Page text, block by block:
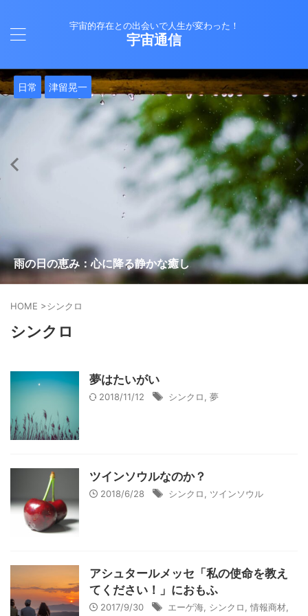
宇宙的存在との出会いで人生が変わった！
宇宙通信
日常 津留晃一
雨の日の恵み：心に降る静かな癒し
バシャール 日常 津留晃一
就職は人生の終着駅じゃない！自分らしい道を見つける方
法
Healy 日常
ヒーリーを買うべきか迷っているあなたへ。実際に使って
みた感想と注意点
バシャール 日常
エネルギーの法則 〜最近どハマりしていました〜
日常
現実を変える
日常
今、ここにいること
Healy 日常 津留晃一
もしかしてだけどHealy（量子波動調整器）のせいなの？
日常
iPad 第10世代買いました
Healy 日常
久し振りにHealy（ヒーリー）量子波動調整器について
日常
大谷さんの通訳、水原さんの解雇に思う
HOME >シンクロ
シンクロ
夢はたいがい
2018/11/12 シンクロ 夢
ツインソウルなのか？
2018/6/28 シンクロ ツインソウル
アシュタールメッセ「私の使命を教え
てください！」におもふ
2017/9/30 エーゲ海 シンクロ 情報商材